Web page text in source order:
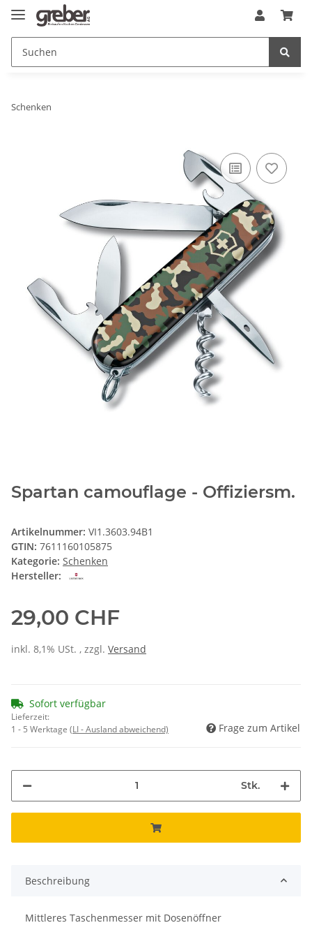
Schenken
Spartan camouflage - Offiziersm.
Artikelnummer: VI1.3603.94B1
GTIN: 7611160105875
Kategorie: Schenken
Hersteller:
29,00 CHF
inkl. 8,1% USt. , zzgl. Versand
Sofort verfügbar
Lieferzeit:
1 - 5 Werktage (LI - Ausland abweichend) Frage zum Artikel
Stk.
Beschreibung
Mittleres Taschenmesser mit Dosenöffner